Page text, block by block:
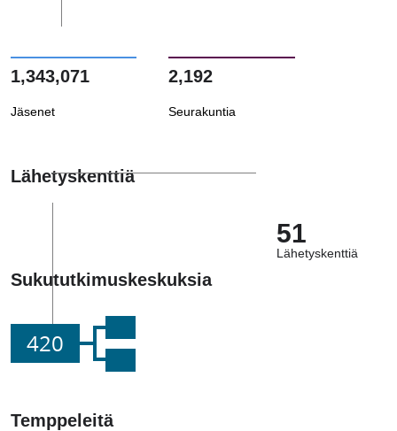
1,343,071
Jäsenet
2,192
Seurakuntia
Lähetyskenttiä
51
Lähetyskenttiä
Sukututkimuskeskuksia
420
Temppeleitä